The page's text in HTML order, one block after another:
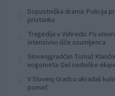
Dopustniška drama: Policija
pristanku
Tragedija v Vuhredu: Po
intenzivno išče osumljenca
Slovenjgradčan Tomaž
nogometa: Del sodniške
V Slovenj Gradcu ukradali
pomoč